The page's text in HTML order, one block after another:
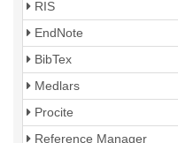
RIS
EndNote
BibTex
Medlars
Procite
Reference Manager